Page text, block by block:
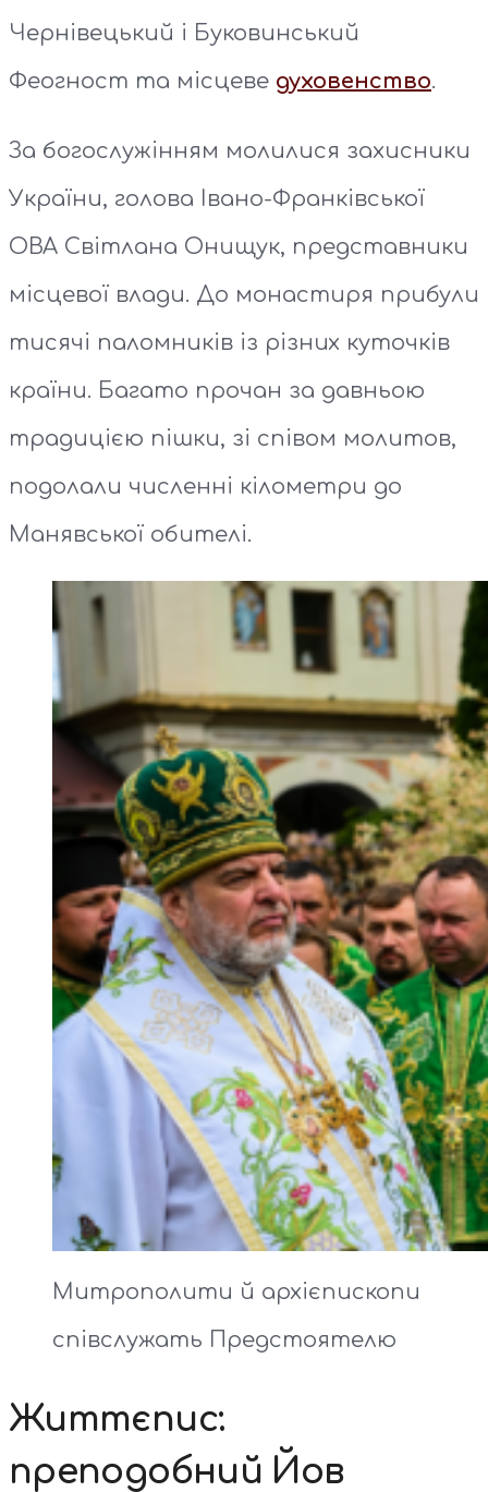
Чернівецький і Буковинський
Феогност та місцеве духовенство.
За богослужінням молилися захисники
України, голова Івано-Франківської
ОВА Світлана Онищук, представники
місцевої влади. До монастиря прибули
тисячі паломників із різних куточків
країни. Багато прочан за давньою
традицією пішки, зі співом молитов,
подолали численні кілометри до
Манявської обителі.
Митрополити й архієпископи
співслужать Предстоятелю
Життєпис:
преподобний Йов